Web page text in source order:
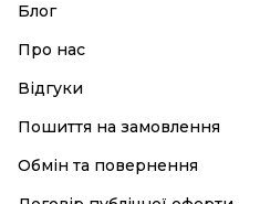
Блог
Про нас
Відгуки
Пошиття на замовлення
Обмін та повернення